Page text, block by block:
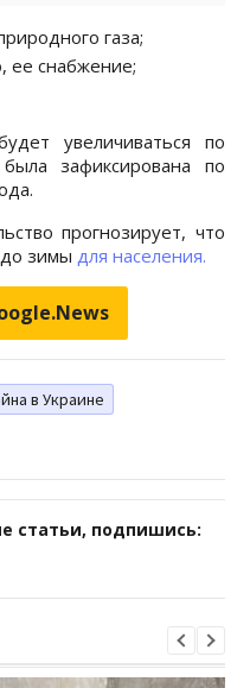
газа;
ее снабжение;
увеличиваться по
зафиксирована по
прогнозирует, что
зимы для населения.
в Украине
статьи, подпишись: